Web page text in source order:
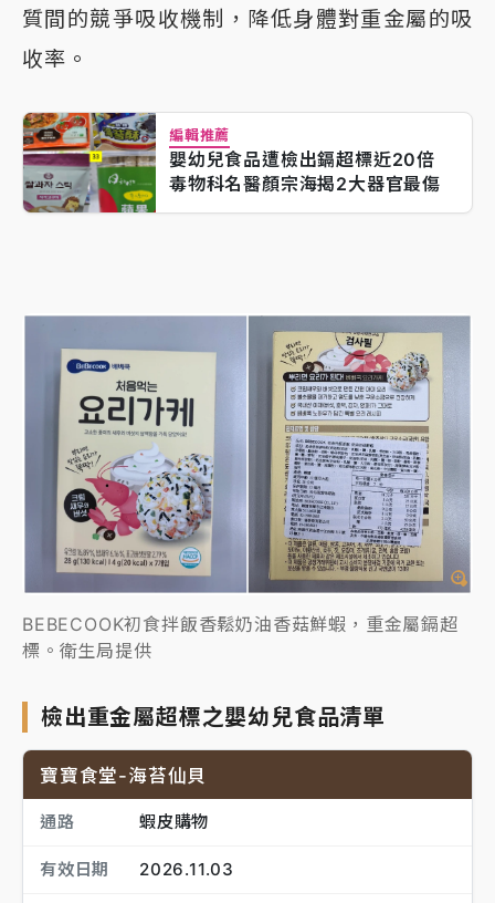
質間的競爭吸收機制，降低身體對重金屬的吸
收率。
編輯推薦
嬰幼兒食品遭檢出鎘超標近20倍
毒物科名醫顏宗海揭2大器官最傷
BEBECOOK初食拌飯香鬆奶油香菇鮮蝦，重金屬鎘超
標。衛生局提供
檢出重金屬超標之嬰幼兒食品清單
寶寶食堂-海苔仙貝
通路 蝦皮購物
有效日期 2026.11.03